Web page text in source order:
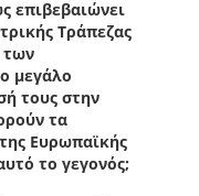
επιβεβαιώνει
Τράπεζας
των
μεγάλο
τους στην
τα
Ευρωπαϊκής
το γεγονός;